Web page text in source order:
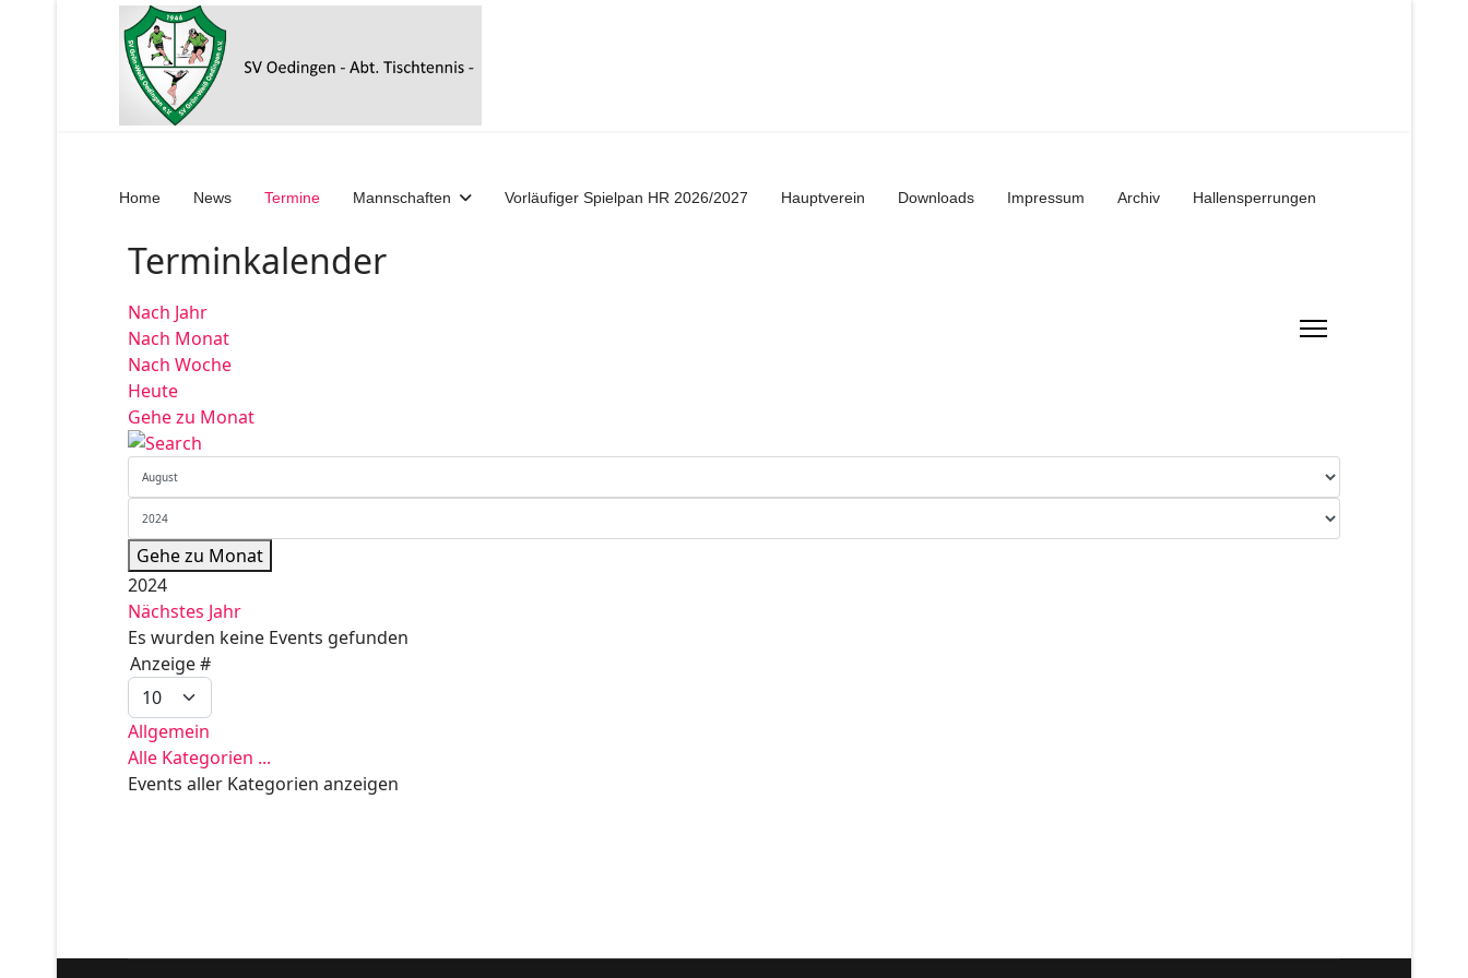
Home News Termine Mannschaften Vorläufiger Spielpan HR 2026/2027 Hauptverein Downloads Impressum Archiv Hallensperrungen
Terminkalender
Nach Jahr
Nach Monat
Nach Woche
Heute
Gehe zu Monat
Gehe zu Monat
2024
Nächstes Jahr
Es wurden keine Events gefunden
Limite der Paginierungsliste
Anzeige #
Allgemein
Alle Kategorien ...
Events aller Kategorien anzeigen